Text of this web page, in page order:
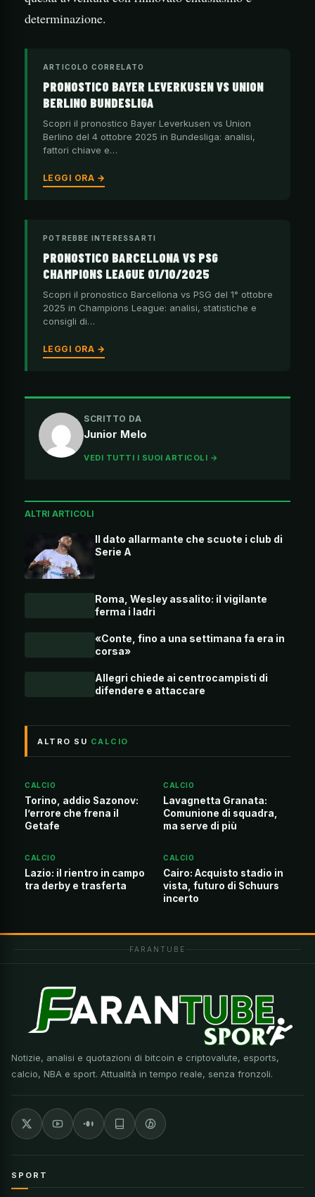
determinazione.
ARTICOLO CORRELATO
PRONOSTICO BAYER LEVERKUSEN VS UNION
BERLINO BUNDESLIGA
Scopri il pronostico Bayer Leverkusen vs Union
Berlino del 4 ottobre 2025 in Bundesliga: analisi,
fattori chiave e…
LEGGI ORA →
POTREBBE INTERESSARTI
PRONOSTICO BARCELLONA VS PSG
CHAMPIONS LEAGUE 01/10/2025
Scopri il pronostico Barcellona vs PSG del 1° ottobre
2025 in Champions League: analisi, statistiche e
consigli di…
LEGGI ORA →
SCRITTO DA
Junior Melo
VEDI TUTTI I SUOI ARTICOLI →
ALTRI ARTICOLI
Il dato allarmante che scuote i club di
Serie A
Roma, Wesley assalito: il vigilante
ferma i ladri
«Conte, fino a una settimana fa era in
corsa»
Allegri chiede ai centrocampisti di
difendere e attaccare
ALTRO SU CALCIO
CALCIO
Torino, addio Sazonov:
l’errore che frena il
Getafe
CALCIO
Lavagnetta Granata:
Comunione di squadra,
ma serve di più
CALCIO
Lazio: il rientro in campo
tra derby e trasferta
CALCIO
Cairo: Acquisto stadio in
vista, futuro di Schuurs
incerto
FARANTUBE
Notizie, analisi e quotazioni di bitcoin e criptovalute, esports,
calcio, NBA e sport. Attualità in tempo reale, senza fronzoli.
SPORT